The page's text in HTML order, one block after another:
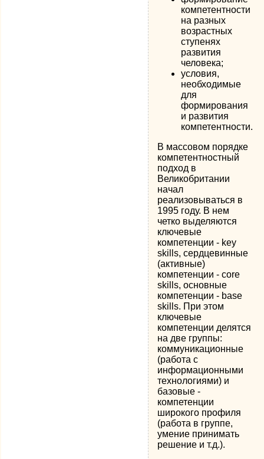
компетентности
на разных
возрастных
ступенях
развития
человека;
условия,
необходимые
для
формирования
и развития
компетентности.
В массовом порядке
компетентностный
подход в
Великобритании
начал
реализовываться в
1995 году. В нем
четко выделяются
ключевые
компетенции - key
skills, сердцевинные
(активные)
компетенции - core
skills, основные
компетенции - base
skills. При этом
ключевые
компетенции делятся
на две группы:
коммуникационные
(работа с
информационными
технологиями) и
базовые -
компетенции
широкого профиля
(работа в группе,
умение принимать
решение и т.д.).